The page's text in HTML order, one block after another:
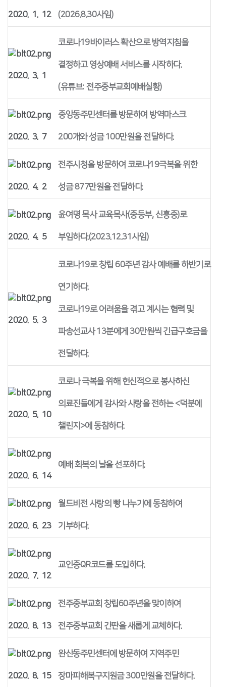
2020. 1. 12 (2026.8.30사임)
2020. 3. 1
코로나19바이러스 확산으로 방역지침을
결정하고 영상예배 서비스를 시작하다.
(유튜브: 전주중부교회예배실황)
2020. 3. 7
중앙동주민센터를 방문하여 방역마스크
200개와 성금 100만원을 전달하다.
2020. 4. 2
전주시청을 방문하여 코로나19극복을 위한
성금 877만원을 전달하다.
2020. 4. 5
윤여명 목사 교육목사(중등부, 신흥중)로
부임하다.(2023.12.31사임)
2020. 5. 3
코로나19로 창립 60주년 감사 예배를 하반기로
연기하다.
코로나19로 어려움을 겪고 계시는 협력 및
파송선교사 13분에게 30만원씩 긴급구호금을
전달하다.
2020. 5. 10
코로나 극복을 위해 헌신적으로 봉사하신
의료진들에게 감사와 사랑을 전하는 <덕분에
챌린지>에 동참하다.
2020. 6. 14
예배 회복의 날을 선포하다.
2020. 6. 23
월드비전 사랑의 빵 나누기에 동참하여
기부하다.
2020. 7. 12
교인증QR코드를 도입하다.
2020. 8. 13
전주중부교회 창립60주년을 맞이하여
전주중부교회 간판을 새롭게 교체하다.
2020. 8. 15
완산동주민센터에 방문하여 지역주민
장마피해복구지원금 300만원을 전달하다.